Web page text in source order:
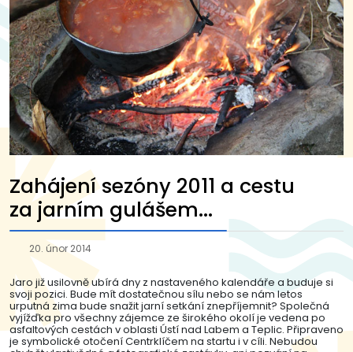
Zahájení sezóny 2011 a cestu
za jarním gulášem...
20. únor 2014
Jaro již usilovně ubírá dny z nastaveného kalendáře a buduje si
svoji pozici. Bude mít dostatečnou sílu nebo se nám letos
urputná zima bude snažit jarní setkání znepříjemnit? Společná
vyjížďka pro všechny zájemce ze širokého okolí je vedena po
asfaltových cestách v oblasti Ústí nad Labem a Teplic. Připraveno
je symbolické otočení Centrklíčem na startu i v cíli. Nebudou